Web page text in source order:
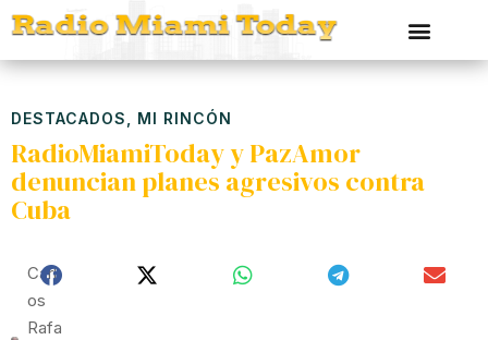
DESTACADOS MI RINCÓN
RadioMiamiToday y PazAmor
denuncian planes agresivos contra
Cuba
Carl
Os
Rafa